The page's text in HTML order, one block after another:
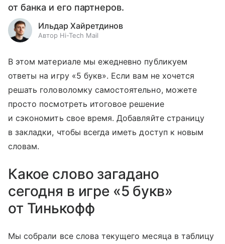
от банка и его партнеров.
Ильдар Хайретдинов
Автор Hi-Tech Mail
В этом материале мы ежедневно публикуем
ответы на игру «5 букв». Если вам не хочется
решать головоломку самостоятельно, можете
просто посмотреть итоговое решение
и сэкономить свое время. Добавляйте страницу
в закладки, чтобы всегда иметь доступ к новым
словам.
Какое слово загадано
сегодня в игре «5 букв»
от Тинькофф
Мы собрали все слова текущего месяца в таблицу